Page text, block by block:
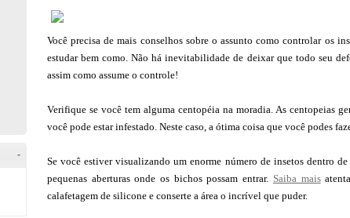
-
Você precisa de mais conselhos sobre o assunto como controlar os
estudar bem como. Não há inevitabilidade de deixar que todo seu
assim como assume o controle!
Verifique se você tem alguma centopéia na moradia. As centopeias
você pode estar infestado. Neste caso, a ótima coisa que você podes
Se você estiver visualizando um enorme número de insetos dentro
pequenas aberturas onde os bichos possam entrar. Saiba mais
calafetagem de silicone e conserte a área o incrível que puder.